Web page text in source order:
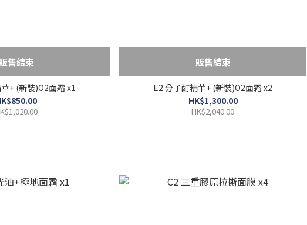
販售結束
+ (新裝)O2面霜 x1
販售結束
E2 分子酊精華+ (新裝)O2面霜 x2
HK$1,300.00
HK$2,040.00